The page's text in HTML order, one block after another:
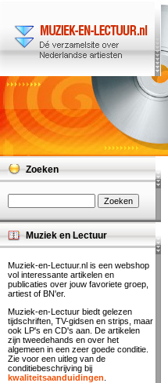
Zoeken
Muziek en Lectuur
Muziek-en-Lectuur.nl is een webshop
vol interessante artikelen en
publicaties over jouw favoriete groep,
artiest of BN'er.
Muziek-en-Lectuur biedt gelezen
tijdschriften, TV-gidsen en strips, maar
ook LP's en CD's aan. De artikelen
zijn tweedehands en over het
algemeen in een zeer goede conditie.
Zie voor een uitleg van de
conditiebeschrijving bij
kwaliteitsaanduidingen